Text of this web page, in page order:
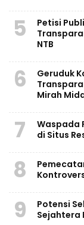
5
Petisi
NTB
6
Geruduk
Mirah
7
Waspada
di Situs
8
9
Potensi
Sejahtera